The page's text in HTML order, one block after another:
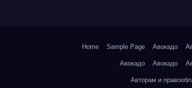
Home Sample Page Авокадо
Авокадо Авокадо
Авторам и